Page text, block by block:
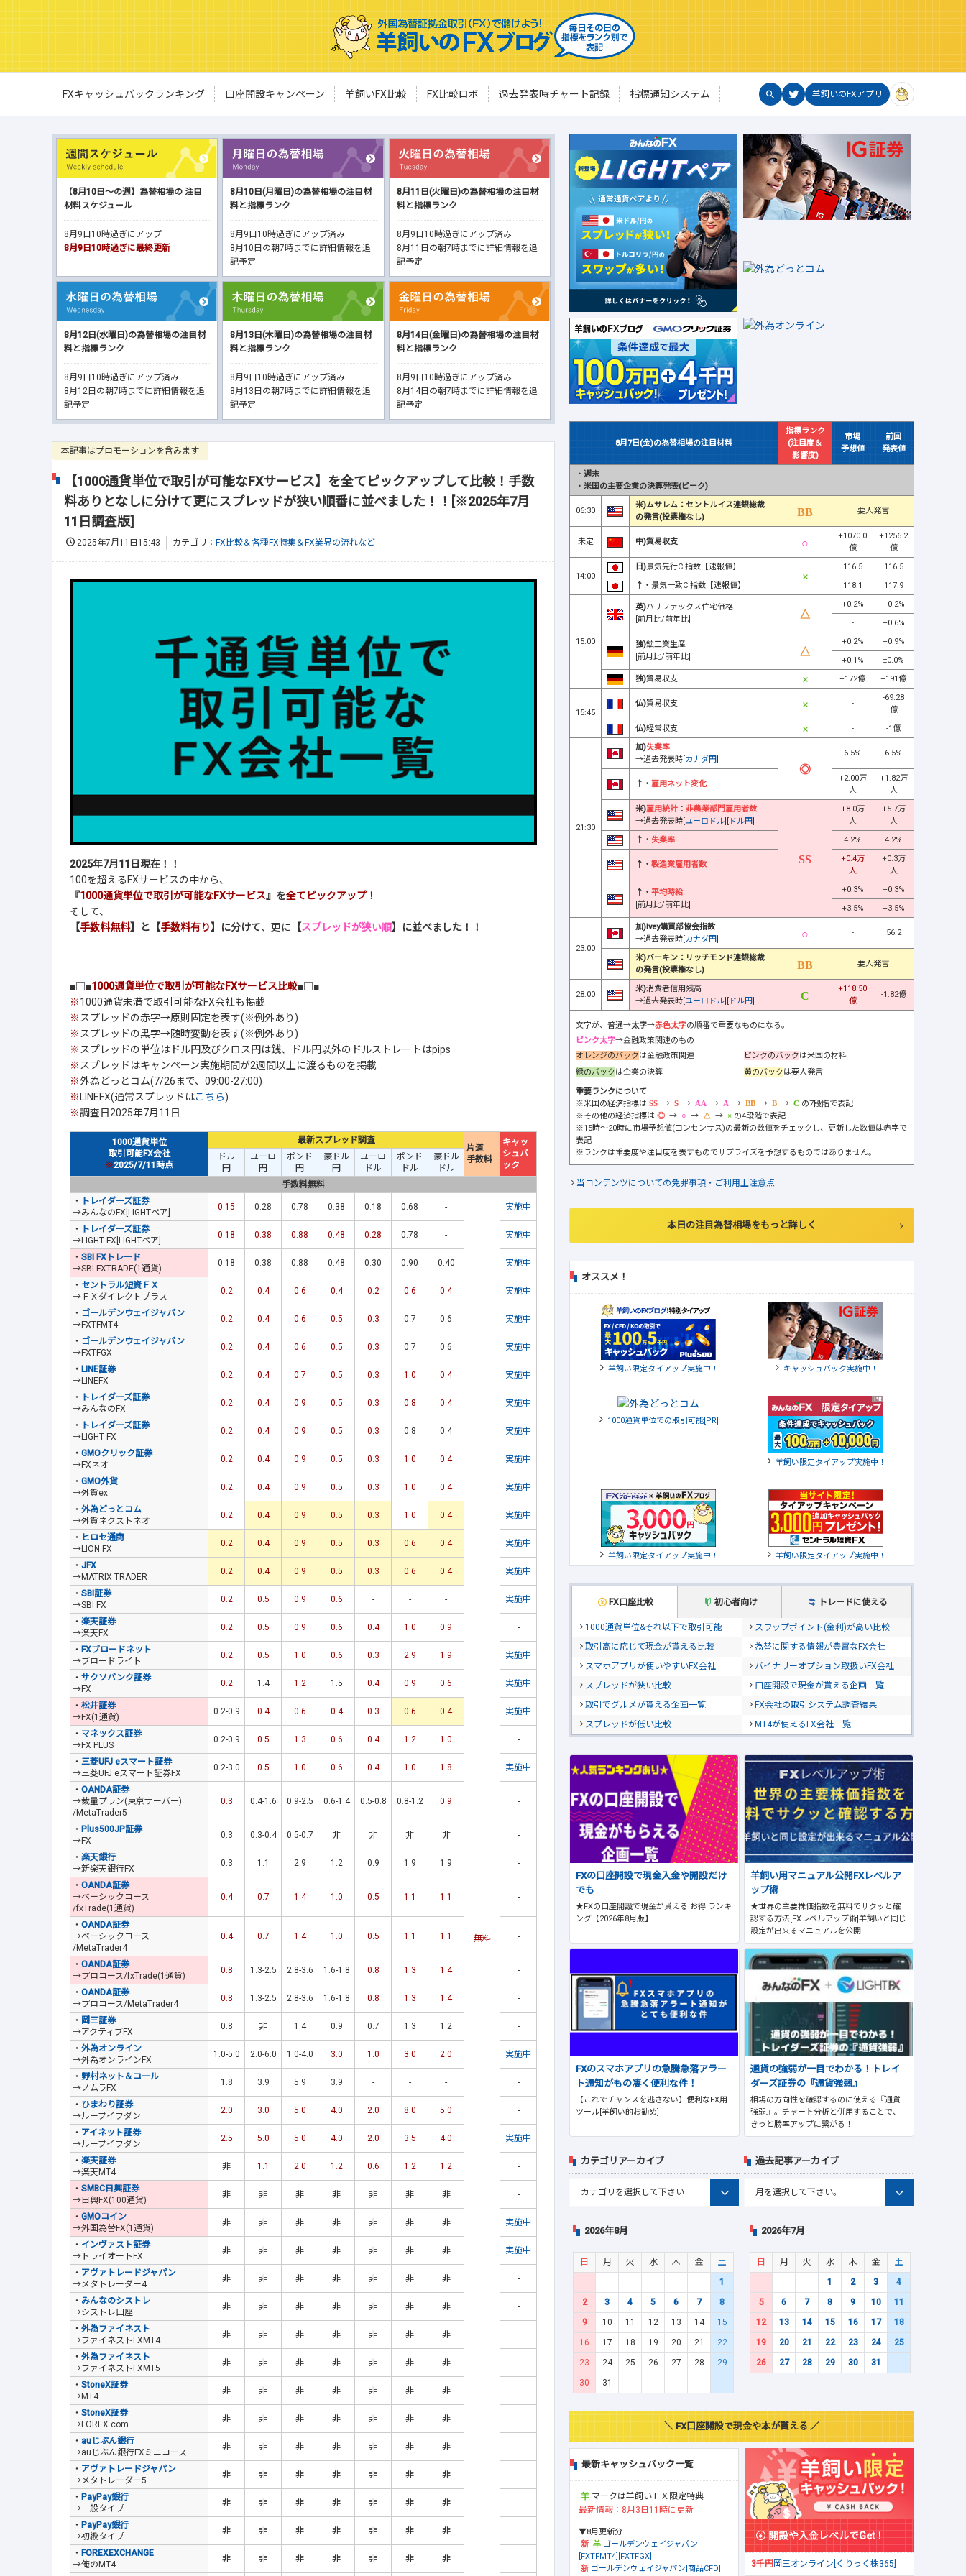
FXキャッシュバックランキング 口座開設キャンペーン 羊飼いFX比較 FX比較ロボ 過去発表時チャート記録 指標通知システム 羊飼いのFXアプリ
【8月10日～の週】為替相場の 注目
材料スケジュール
8月9日10時過ぎにアップ
8月9日10時過ぎに最終更新
8月10日(月曜日)の為替相場の注目材
料と指標ランク
8月9日10時過ぎにアップ済み
8月10日の朝7時までに詳細情報を追
記予定
8月11日(火曜日)の為替相場の注目材
料と指標ランク
8月9日10時過ぎにアップ済み
8月11日の朝7時までに詳細情報を追
記予定
8月12日(水曜日)の為替相場の注目材
料と指標ランク
8月9日10時過ぎにアップ済み
8月12日の朝7時までに詳細情報を追
記予定
8月13日(木曜日)の為替相場の注目材
料と指標ランク
8月9日10時過ぎにアップ済み
8月13日の朝7時までに詳細情報を追
記予定
8月14日(金曜日)の為替相場の注目材
料と指標ランク
8月9日10時過ぎにアップ済み
8月14日の朝7時までに詳細情報を追
記予定
本記事はプロモーションを含みます
【1000通貨単位で取引が可能なFXサービス】を全てピックアップして比較！手数
料ありとなしに分けて更にスプレッドが狭い順番に並べました！！[※2025年7月
11日調査版]
2025年7月11日15:43 カテゴリ： FX比較＆各種FX特集＆FX業界の流れなど
2025年7月11日現在！！
100を超えるFXサービスの中から、
『1000通貨単位で取引が可能なFXサービス』を全てピックアップ！
そして、
【手数料無料】と【手数料有り】に分けて、更に 【スプレッドが狭い順】に並べました！！
■□■1000通貨単位で取引が可能なFXサービス比較■□■
※1000通貨未満で取引可能なFX会社も掲載
※ スプレッドの赤字→原則固定を表す(※例外あり)
※ スプレッドの黒字→随時変動を表す(※例外あり)
※ スプレッドの単位はドル円及びクロス円は銭、ドル円以外のドルストレートはpips
※ スプレッドはキャンペーン実施期間が2週間以上に渡るものを掲載
※外為どっとコム(7/26まで、09:00-27:00)
※
LINEFX(通常スプレッドはこちら)
※調査日2025年7月11日
1000通貨単位
取引可能FX会社
※2025/7/11時点
最新スプレッド調査
片道
手数料
キャッ
シュバ
ック
ドル
円
ユーロ
円
ポンド
円
豪ドル
円
ユーロ
ドル
ポンド
ドル
豪ドル
ドル
手数料無料
・
トレイダーズ証券
→みんなのFX[LIGHTペア]
0.15 0.28 0.78 0.38 0.18 0.68 -
無料
実施中
・
トレイダーズ証券
→LIGHT FX[LIGHTペア]
0.18 0.38 0.88 0.48 0.28 0.78 - 実施中
・ SBI FXトレード
→SBI FXTRADE(1通貨)
0.18 0.38 0.88 0.48 0.30 0.90 0.40 実施中
・ セントラル短資ＦＸ
→ＦＸダイレクトプラス
0.2 0.4 0.6 0.4 0.2 0.6 0.4 実施中
・ ゴールデンウェイジャパン
→FXTFMT4
0.2 0.4 0.6 0.5 0.3 0.7 0.6 実施中
・ ゴールデンウェイジャパン
→FXTFGX
0.2 0.4 0.6 0.5 0.3 0.7 0.6 実施中
・ LINE証券
→LINEFX
0.2 0.4 0.7 0.5 0.3 1.0 0.4 実施中
・
トレイダーズ証券
→みんなのFX
0.2 0.4 0.9 0.5 0.3 0.8 0.4 実施中
・
トレイダーズ証券
→LIGHT FX
0.2 0.4 0.9 0.5 0.3 0.8 0.4 実施中
・ GMOクリック証券
→FXネオ
0.2 0.4 0.9 0.5 0.3 1.0 0.4 実施中
・ GMO外貨
→外貨ex
0.2 0.4 0.9 0.5 0.3 1.0 0.4 実施中
・ 外為どっとコム
→外貨ネクストネオ
0.2 0.4 0.9 0.5 0.3 1.0 0.4 実施中
・ ヒロセ通商
→LION FX
0.2 0.4 0.9 0.5 0.3 0.6 0.4 実施中
・ JFX
→MATRIX TRADER
0.2 0.4 0.9 0.5 0.3 0.6 0.4 実施中
・ SBI証券
→SBI FX
0.2 0.5 0.9 0.6 - - - 実施中
・ 楽天証券
→楽天FX
0.2 0.5 0.9 0.6 0.4 1.0 0.9 -
・ FXブロードネット
→ブロードライト
0.2 0.5 1.0 0.6 0.3 2.9 1.9 実施中
・ サクソバンク証券
→FX
0.2 1.4 1.2 1.5 0.4 0.9 0.6 実施中
・ 松井証券
→FX(1通貨)
0.2-0.9 0.4 0.6 0.4 0.3 0.6 0.4 実施中
・ マネックス証券
→FX PLUS
0.2-0.9 0.5 1.3 0.6 0.4 1.2 1.0 -
・ 三菱UFJ eスマート証券
→三菱UFJ eスマート証券FX
0.2-3.0 0.5 1.0 0.6 0.4 1.0 1.8 実施中
・ OANDA証券
→裁量プラン(東京サーバー)
/MetaTrader5
0.3 0.4-1.6 0.9-2.5 0.6-1.4 0.5-0.8 0.8-1.2 0.9 -
・ Plus500JP証券
→FX
0.3 0.3-0.4 0.5-0.7 非 非 非 非 -
・ 楽天銀行
→新楽天銀行FX
0.3 1.1 2.9 1.2 0.9 1.9 1.9 -
・ OANDA証券
→ベーシックコース
/fxTrade(1通貨)
0.4 0.7 1.4 1.0 0.5 1.1 1.1 -
・ OANDA証券
→ベーシックコース
/MetaTrader4
0.4 0.7 1.4 1.0 0.5 1.1 1.1 -
・ OANDA証券
→プロコース/fxTrade(1通貨)
0.8 1.3-2.5 2.8-3.6 1.6-1.8 0.8 1.3 1.4 -
・ OANDA証券
→プロコース/MetaTrader4
0.8 1.3-2.5 2.8-3.6 1.6-1.8 0.8 1.3 1.4 -
・ 岡三証券
→アクティブFX
0.8 非 1.4 0.9 0.7 1.3 1.2 -
・ 外為オンライン
→外為オンラインFX
1.0-5.0 2.0-6.0 1.0-4.0 3.0 1.0 3.0 2.0 実施中
・ 野村ネット＆コール
→ノムラFX
1.8 3.9 5.9 3.9 - - - -
・ ひまわり証券
→ループイフダン
2.0 3.0 5.0 4.0 2.0 8.0 5.0 -
・ アイネット証券
→ループイフダン
2.5 5.0 5.0 4.0 2.0 3.5 4.0 実施中
・ 楽天証券
→楽天MT4
非 1.1 2.0 1.2 0.6 1.2 1.2 -
・ SMBC日興証券
→日興FX(100通貨)
非 非 非 非 非 非 非 -
・ GMOコイン
→外国為替FX(1通貨)
非 非 非 非 非 非 非 実施中
・ インヴァスト証券
→トライオートFX
非 非 非 非 非 非 非 実施中
・ アヴァトレードジャパン
→メタトレーダー4
非 非 非 非 非 非 非 -
・ みんなのシストレ
→シストレ口座
非 非 非 非 非 非 非 -
・ 外為ファイネスト
→ファイネストFXMT4
非 非 非 非 非 非 非 -
・ 外為ファイネスト
→ファイネストFXMT5
非 非 非 非 非 非 非 -
・ StoneX証券
→MT4
非 非 非 非 非 非 非 -
・ StoneX証券
→FOREX.com
非 非 非 非 非 非 非 -
・ auじぶん銀行
→auじぶん銀行FXミニコース
非 非 非 非 非 非 非 -
・ アヴァトレードジャパン
→メタトレーダー5
非 非 非 非 非 非 非 -
・ PayPay銀行
→一般タイプ
非 非 非 非 非 非 非 -
・ PayPay銀行
→初級タイプ
非 非 非 非 非 非 非 -
・ FOREXEXCHANGE
→俺のMT4
非 非 非 非 非 非 非 -
8月7日(金)の為替相場の注目材料
指標ランク
(注目度＆
影響度)
市場
予想値
前回
発表値
・ 週末
・ 米国の主要企業の決算発表(ピーク)
06:30
米)ムサレム：セントルイス連銀総裁
の発言(投票権なし)
要人発言
未定 中)貿易収支
+1070.0
億
+1256.2
億
14:00
日)景気先行CI指数【速報値】 116.5
116.5
↑・ 景気一致CI指数【速報値】 118.1 117.9
15:00
英)ハリファックス住宅価格
[前月比/前年比]
+0.2%
+0.2%
-
+0.6%
独)鉱工業生産
[前月比/前年比]
+0.2%
+0.9%
+0.1%
±0.0%
独)貿易収支 +172億 +191億
15:45
仏)貿易収支 -
-69.28
億
仏)経常収支 - -1億
21:30
加)失業率
→過去発表時[カナダ円]
6.5% 6.5%
↑・ 雇用ネット変化
+2.00万
人
+1.82万
人
米)雇用統計 ： 非農業部門雇用者数
→過去発表時[ユーロドル][ ドル円]
+8.0万
人
+5.7万
人
↑・ 失業率 4.2% 4.2%
↑・ 製造業雇用者数
+0.4万
人
+0.3万
人
↑・ 平均時給
[前月比/前年比]
+0.3%
+0.3%
+3.5%
+3.5%
23:00
加)Ivey購買部協会指数
→過去発表時[カナダ円]
- 56.2
米)バーキン：リッチモンド連銀総裁
の発言(投票権なし)
要人発言
28:00
米)消費者信用残高
→過去発表時[ユーロドル][ ドル円]
+118.50
億
-1.82億
文字が、普通→太字→赤色太字の順番で重要なものになる。
ピンク太字→金融政策関連のもの
オレンジのバックは金融政策関連 ピンクのバックは米国の材料
緑のバックは企業の決算 黄のバックは要人発言
重要ランクについて
※米国の経済指標は
→ → → → → →
の7段階で表記
※その他の経済指標は
→ → →
の4段階で表記
※15時～20時に市場予想値(コンセンサス)の最新の数値をチェックし、更新した数値は赤字で
表記
※ランクは重要度や注目度を表すものでサプライズを予想するものではありません。
当コンテンツについての免罪事項・ご利用上注意点
本日の注目為替相場をもっと詳しく
オススメ！
羊飼い限定タイアップ実施中！ キャッシュバック実施中！
1000通貨単位での取引可能[PR]
羊飼い限定タイアップ実施中！
羊飼い限定タイアップ実施中！ 羊飼い限定タイアップ実施中！
FX口座比較 初心者向け トレードに使える
1000通貨単位&それ以下で取引可能
スワップポイント(金利)が高い比較
取引高に応じて現金が貰える比較
為替に関する情報が豊富なFX会社
スマホアプリが使いやすいFX会社
バイナリーオプション取扱いFX会社
スプレッドが狭い比較
口座開設で現金が貰える企画一覧
取引でグルメが貰える企画一覧
FX会社の取引システム調査結果
スプレッドが低い比較
MT4が使えるFX会社一覧
FXの口座開設で現金入金や開設だけ
でも
★FXの口座開設で現金が貰える[お得]ランキ
ング【2026年8月版】
羊飼い用マニュアル公開FXレベルア
ップ術
★世界の主要株価指数を無料でサクッと確
認する方法[FXレベルアップ術]羊飼いと同じ
設定が出来るマニュアルを公開
FXのスマホアプリの急騰急落アラー
ト通知がもの凄く便利な件！
【これでチャンスを逃さない】便利なFX用
ツール[羊飼い的お勧め]
通貨の強弱が一目でわかる！トレイ
ダーズ証券の『通貨強弱』
相場の方向性を確認するのに使える『通貨
強弱』。チャート分析と併用することで、
きっと勝率アップに繋がる！
カテゴリアーカイブ 過去記事アーカイブ
2026年8月
日 月 火 水 木 金
土
1
2
3 4 5 6 7
8
9
10 11 12 13 14
15
16
17 18 19 20 21
22
23
24 25 26 27 28
29
30
31
2026年7月
日 月 火 水 木 金
土
1
2 3
4
5
6 7 8 9 10
11
12
13 14 15 16 17
18
19
20 21 22 23 24
25
26
27 28 29 30 31
＼ FX口座開設で現金や本が貰える ／
最新キャッシュバック一覧
マークは羊飼いＦＸ限定特典
最新情報：8月3日11時に更新
▼8月更新分
ゴールデンウェイジャパン
[FXTFMT4][FXTFGX]
ゴールデンウェイジャパン[商品CFD]
開設や入金レベルでGet！
3千円岡三オンライン[くりっく株365]